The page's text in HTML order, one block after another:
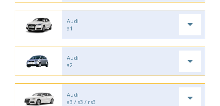
Audi
a1
Audi
a2
Audi
a3 / s3 / rs3